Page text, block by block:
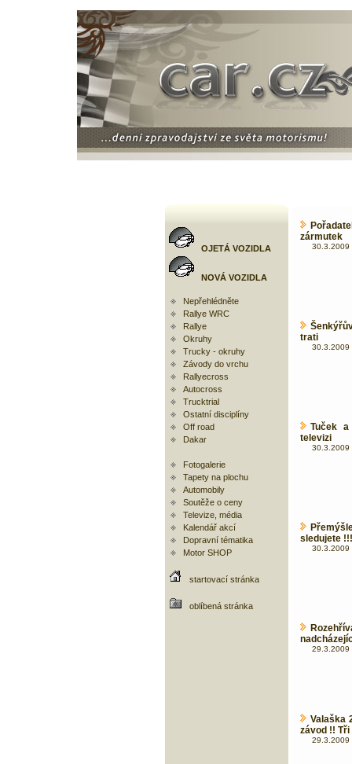
OJETÁ VOZIDLA
NOVÁ VOZIDLA
Nepřehlédněte
Rallye WRC
Rallye
Okruhy
Trucky - okruhy
Závody do vrchu
Rallyecross
Autocross
Trucktrial
Ostatní disciplíny
Off road
Dakar
Fotogalerie
Tapety na plochu
Automobily
Soutěže o ceny
Televize, média
Kalendář akcí
Dopravní tématika
Motor SHOP
startovací stránka
oblíbená stránka
zármutek
30.3.2009
trati
30.3.2009
Tuček
televizi
30.3.2009
sledujete
30.3.2009
29.3.2009
Valaška
závod !!
29.3.2009